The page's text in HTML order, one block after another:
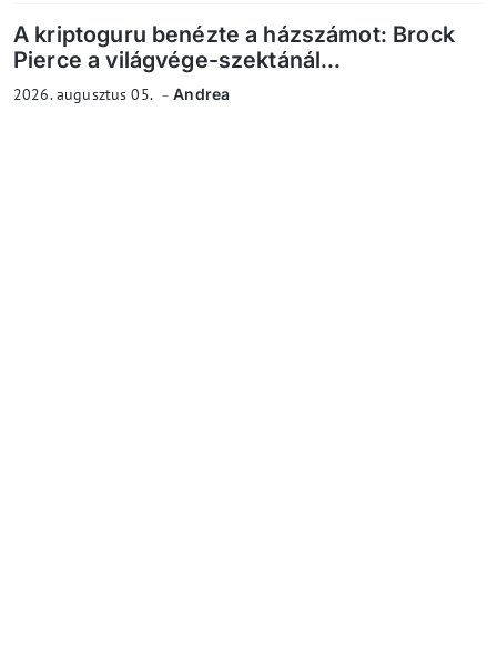
A kriptoguru benézte a házszámot: Brock
Pierce a világvége-szektánál...
2026. augusztus 05. Andrea